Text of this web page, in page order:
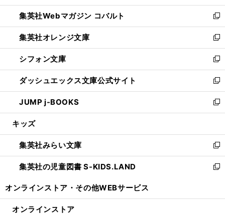
開
く
ウ
で
開
く
ン
ド
ウ
で
開
く
ウ
ィ
ン
ド
ウ
で
開
く
集英社Webマガジン コバルト
新
し
い
ウ
ィ
ン
ド
ウ
で
開
集英社オレンジ文庫
新
し
い
ウ
ィ
ン
ド
ウ
開
く
シフォン文庫
新
し
い
ウ
ィ
ン
ウ
で
開
く
ダッシュエックス文庫公式サイト
新
し
い
ウ
ン
ド
ウ
で
JUMP j-BOOKS
新
し
ウ
ィ
ン
ド
開
キッズ
集英社みらい文庫
新
し
い
ン
集英社の児童図書 S-KIDS.LAND
新
ウ
オンラインストア・ その他WEBサービス
オンラインストア